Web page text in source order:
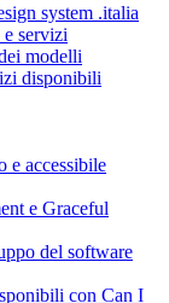
system .italia
servizi
modelli
disponibili
e accessibile
e Graceful
del software
con Can I